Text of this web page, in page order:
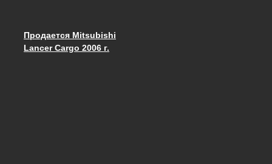
Запись навигация
Продается Mitsubishi
Lancer Cargo 2006 г.